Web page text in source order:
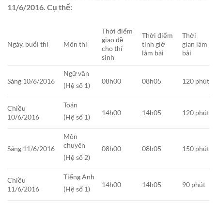
11/6/2016. Cụ thể:
Ngày, buổi thi Môn thi
Thời điểm
giao đề
cho thí
sinh
Thời điểm
tính giờ
làm bài
Thời
gian làm
bài
Sáng 10/6/2016
Ngữ văn
(Hệ số 1)
08h00 08h05 120 phút
Chiều
10/6/2016
Toán
(Hệ số 1)
14h00 14h05 120 phút
Sáng 11/6/2016
Môn
chuyên
(Hệ số 2)
08h00 08h05 150 phút
Chiều
11/6/2016
Tiếng Anh
(Hệ số 1)
14h00 14h05 90 phút